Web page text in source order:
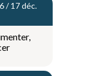
/ 17 déc.